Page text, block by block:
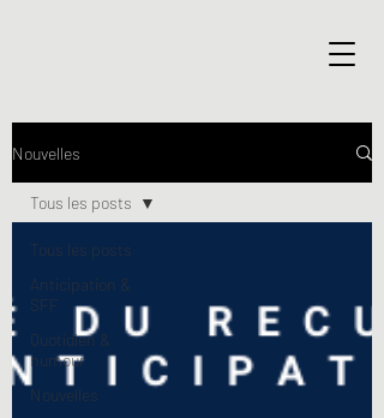
Nouvelles
Tous les posts
Anticipation &
SFF
Quotidien &
humour
Nouvelles
Tous les posts